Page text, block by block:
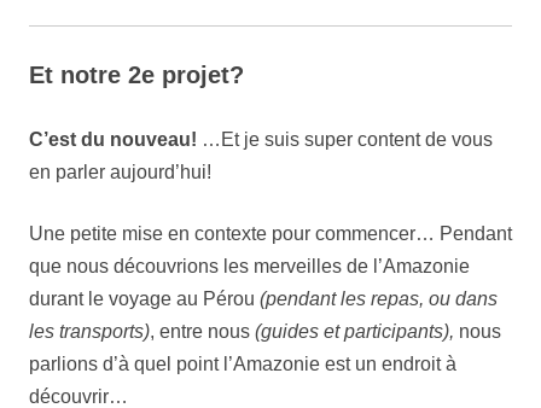
Et notre 2e projet?
C’est du nouveau! …Et je suis super content de vous
en parler aujourd’hui!
Une petite mise en contexte pour commencer… Pendant
que nous découvrions les merveilles de l’Amazonie
durant le voyage au Pérou (pendant les repas, ou dans
les transports), entre nous (guides et participants), nous
parlions d’à quel point l’Amazonie est un endroit à
découvrir…